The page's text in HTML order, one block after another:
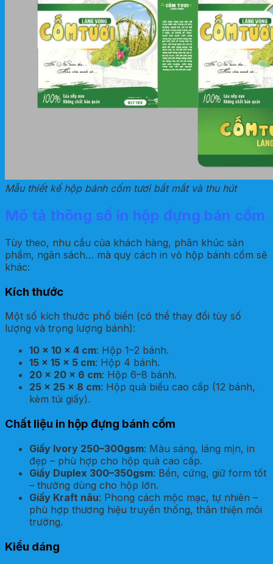
Mẫu thiết kế hộp bánh cốm tươi bắt mắt và thu hút
Mô tả thông số in hộp đựng bán cốm
Tùy theo, nhu cầu của khách hàng, phân khúc sản
phẩm, ngân sách… mà quy cách in vỏ hộp bánh cốm sẽ
khác:
Kích thước
Một số kích thước phổ biến (có thể thay đổi tùy số
lượng và trọng lượng bánh):
10 × 10 × 4 cm: Hộp 1–2 bánh.
15 × 15 × 5 cm: Hộp 4 bánh.
20 × 20 × 6 cm: Hộp 6–8 bánh.
25 × 25 × 8 cm: Hộp quà biếu cao cấp (12 bánh,
kèm túi giấy).
Chất liệu in hộp đựng bánh cốm
Giấy Ivory 250–300gsm: Màu sáng, láng mịn, in
đẹp – phù hợp cho hộp quà cao cấp.
Giấy Duplex 300–350gsm: Bền, cứng, giữ form tốt
– thường dùng cho hộp lớn.
Giấy Kraft nâu: Phong cách mộc mạc, tự nhiên –
phù hợp thương hiệu truyền thống, thân thiện môi
trường.
Kiểu dáng